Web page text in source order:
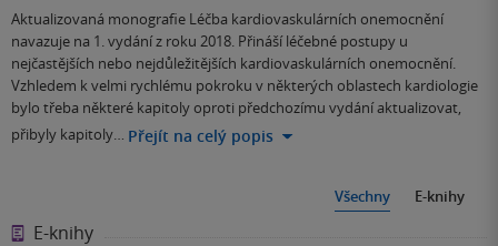
Aktualizovaná monografie Léčba kardiovaskulárních onemocnění
navazuje na 1. vydání z roku 2018. Přináší léčebné postupy u
nejčastějších nebo nejdůležitějších kardiovaskulárních onemocnění.
Vzhledem k velmi rychlému pokroku v některých oblastech kardiologie
bylo třeba některé kapitoly oproti předchozímu vydání aktualizovat,
přibyly kapitoly… Přejít na celý popis
Všechny E-knihy
E-knihy